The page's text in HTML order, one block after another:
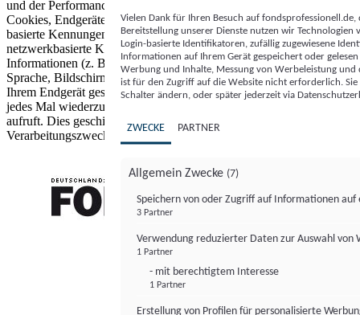
und der Performance von Inhalten sowie Zielgruppenforschung.
Cookies, Endgeräte- oder ähnliche Online-Kennungen (z. B. login-
basierte Kennungen, zufällig generierte Kennungen,
netzwerkbasierte Kennungen) können zusammen mit anderen
Informationen (z. B. Browsertyp und Browserinformationen,
Sprache, Bildschirmgröße, unterstützte Technologien usw.) auf
Ihrem Endgerät gespeichert oder von dort ausgelesen werden, um es
jedes Mal wiederzuerkennen, wenn es eine App oder einer Webseite
aufruft. Dies geschieht für einen oder mehrere der hier aufgeführten
Verarbeitungszwecke.
Vielen Dank für Ihren Besuch auf
Bereitstellung unserer Dienste nutzen wir Technologien
Login-basierte Identifikatoren, zufällig zugewiesene
Informationen auf Ihrem Gerät gespeichert oder
Werbung und Inhalte, Messung von Werbeleistung
ist für den Zugriff auf die Website nicht erforderlich.
Schalter ändern, oder später jederzeit via
ZWECKE PARTNER
Allgemein Zwecke (7)
Speichern von oder Zugriff auf Informationen auf
3 Partner
Verwendung reduzierter Daten zur Auswahl von
1 Partner
- mit berechtigtem Interesse
1 Partner
Erstellung von Profilen für personalisierte
FONDS professionell